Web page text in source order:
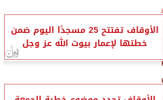
الأوقاف تفتتح 25 مسجدًا اليوم ضمن
خطتها لإعمار بيوت الله عز وجل